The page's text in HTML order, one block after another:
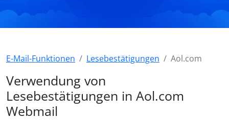
E-Mail-Funktionen Lesebestätigungen Aol.com
Verwendung von
Lesebestätigungen in Aol.com
Webmail